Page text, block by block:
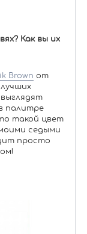
Как вы их
Brown от
выглядят
палитре
такой цвет
седыми
просто